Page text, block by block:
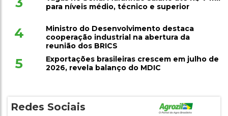
para níveis médio, técnico e superior
4
Ministro do Desenvolvimento destaca
cooperação industrial na abertura da
reunião dos BRICS
5
Exportações brasileiras crescem em julho de
2026, revela balanço do MDIC
Redes Sociais